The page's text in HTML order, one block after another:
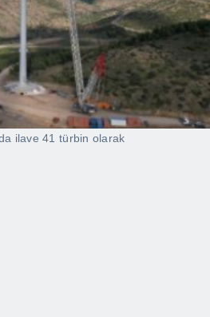
ilave 41 türbin olarak